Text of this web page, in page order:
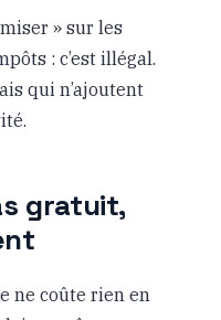
» sur les
: c’est illégal.
qui n’ajoutent
gratuit,
ne coûte rien en